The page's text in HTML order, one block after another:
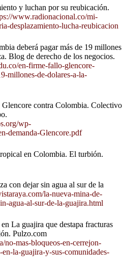
y luchan por su reubicación.
www.radionacional.co/mi-
desplazamiento-lucha-reubicacion
deberá pagar más de 19 millones
Blog de derecho de los negocios.
en-firme-fallo-glencore-
millones-de-dolares-a-la-
contra Colombia. Colectivo
wp-
demanda-Glencore.pdf
en Colombia. El turbión.
con dejar sin agua al sur de la
la-nueva-mina-de-
agua-al-sur-de-la-guajira.html
La guajira que destapa fracturas
Pulzo.com
mas-bloqueos-en-cerrejon-
la-guajira-y-sus-comunidades-